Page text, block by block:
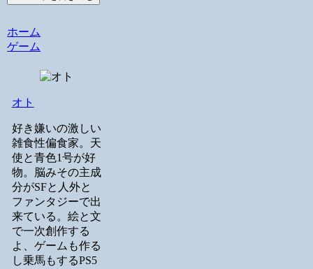
ホーム
ゲーム
オト
好き嫌いの激しい
雑食性偏食家。天
使と青色1号が好
物。脳みその主成
分がSFと人外と
ファンタジーで出
来ている。絵と文
で一次創作する
よ、ゲームも作る
し乗馬もするPS5